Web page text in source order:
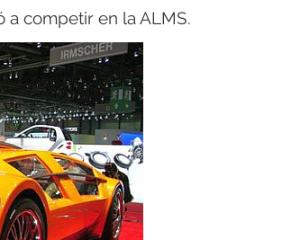
competir en la ALMS.